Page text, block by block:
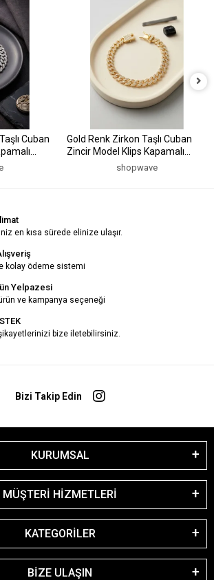
Cuban
Gold Renk Zirkon Taşlı Cuban
Zincir Model Klips Kapamalı
Erkek Bileklikshopwave
en kısa sürede elinize ulaşır.
kolay ödeme sistemi
Yelpazesi
ve kampanya seçeneği
bize iletebilirsiniz.
Bizi Takip Edin
KURUMSAL
MÜŞTERİ HİZMETLERİ
KATEGORİLER
BİZE ULAŞIN